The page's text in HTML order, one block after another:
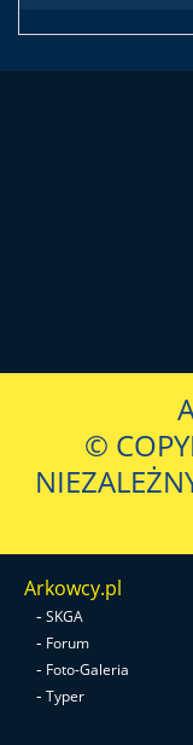
©
Arkowcy.pl
- SKGA
- Forum
- Foto-Galeria
- Typer